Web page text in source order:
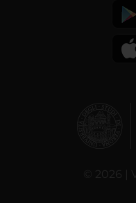
© 2026 |